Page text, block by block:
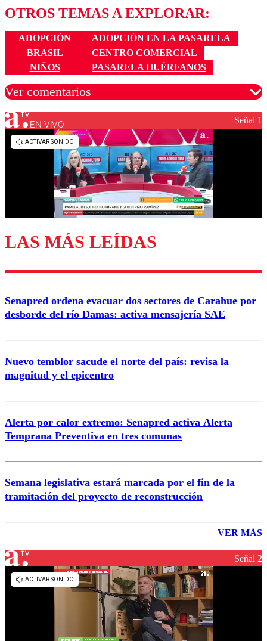
OTROS TEMAS A EXPLORAR:
ADOPCIÓN
ADOPCIÓN EN LA PASARELA
BRASIL
CENTRO COMERCIAL
NIÑOS
PASARELA HUÉRFANOS
Ver comentarios
Los comentarios son moderados para garantizar un
diálogo respetuoso.
Enviar comentario
EN VIVO Señal 1
LAS MÁS LEÍDAS
Senapred ordena evacuar dos sectores de Carahue por
desborde del río Damas: activa mensajería SAE
Nuevo temblor sacude el norte del país: revisa la
magnitud y el epicentro
Alerta por calor extremo: Senapred activa Alerta
Temprana Preventiva en tres comunas
Semana legislativa estará marcada por el fin de la
tramitación del proyecto de reconstrucción
VER MÁS
Señal 2